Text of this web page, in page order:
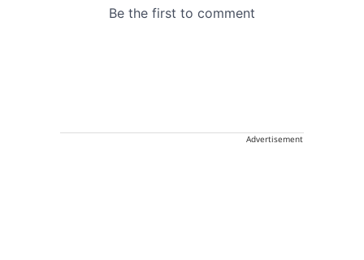
Advertisement